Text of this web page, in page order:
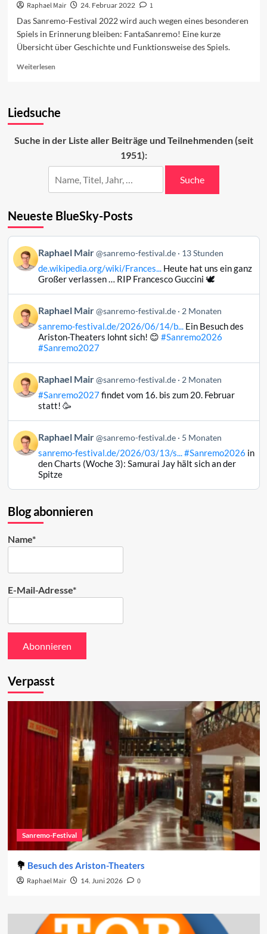
Raphael Mair 24. Februar 2022
1
Das Sanremo-Festival 2022 wird auch wegen eines besonderen
Spiels in Erinnerung bleiben: FantaSanremo! Eine kurze
Übersicht über Geschichte und Funktionsweise des Spiels.
WeiterlesenRead
Siegeszug
Liedsuche
Suche in der Liste aller Beiträge und Teilnehmenden (seit
1951):
Suche
Neueste BlueSky-Posts
Beitrag
von
Raphael
Bluesky
ansehen
Raphael Mair @sanremo-festival.de 13 Stunden
de.wikipedia.org/wiki/Frances...Heute hat uns ein ganz
Großer verlassen … RIP Francesco Guccini 🕊️
Beitrag
von
Raphael
ansehen
Raphael Mair @sanremo-festival.de 2 Monaten
sanremo-festival.de/2026/06/14/b...Ein Besuch des
Ariston-Theaters lohnt sich! 😊 #Sanremo2026
#Sanremo2027
Beitrag
von
Raphael
Bluesky
ansehen
Raphael Mair @sanremo-festival.de 2 Monaten
#Sanremo2027findet vom 16. bis zum 20. Februar
statt! 🥳
Beitrag
von
Raphael
ansehen
Raphael Mair @sanremo-festival.de 5 Monaten
sanremo-festival.de/2026/03/13/s...#Sanremo2026 in
den Charts (Woche 3): Samurai Jay hält sich an der
Spitze
Blog abonnieren
Name*
E-Mail-Adresse*
Verpasst
Sanremo-Festival
Besuch des Ariston-Theaters
Raphael Mair 14. Juni 2026 0